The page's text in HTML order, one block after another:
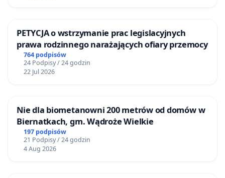
PETYCJA o wstrzymanie prac legislacyjnych
prawa rodzinnego narażających ofiary przemocy
764 podpisów
24 Podpisy / 24 godzin
22 Jul 2026
Nie dla biometanowni 200 metrów od domów w
Biernatkach, gm. Wądroże Wielkie
197 podpisów
21 Podpisy / 24 godzin
4 Aug 2026